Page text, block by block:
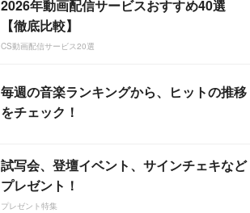
2026年動画配信サービスおすすめ40選
【徹底比較】
CS動画配信サービス20選
毎週の音楽ランキングから、ヒットの推移
をチェック！
試写会、登壇イベント、サインチェキなど
プレゼント！
プレゼント特集